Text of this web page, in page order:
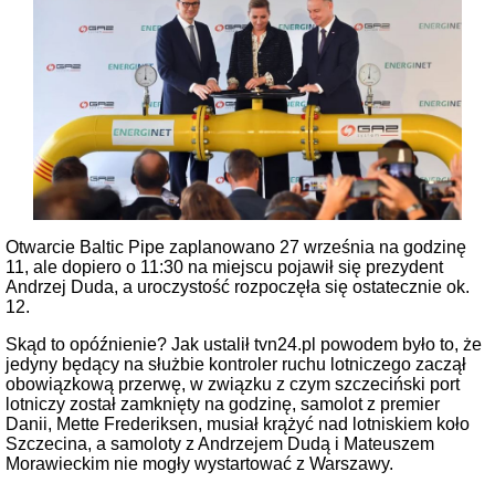
Otwarcie Baltic Pipe zaplanowano 27 września na godzinę
11, ale dopiero o 11:30 na miejscu pojawił się prezydent
Andrzej Duda, a uroczystość rozpoczęła się ostatecznie ok.
12.
Skąd to opóźnienie? Jak ustalił tvn24.pl powodem było to, że
jedyny będący na służbie kontroler ruchu lotniczego zaczął
obowiązkową przerwę, w związku z czym szczeciński port
lotniczy został zamknięty na godzinę, samolot z premier
Danii, Mette Frederiksen, musiał krążyć nad lotniskiem koło
Szczecina, a samoloty z Andrzejem Dudą i Mateuszem
Morawieckim nie mogły wystartować z Warszawy.